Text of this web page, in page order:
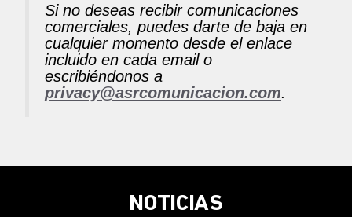
Si no deseas recibir comunicaciones
comerciales, puedes darte de baja en
cualquier momento desde el enlace
incluido en cada email o
escribiéndonos a
privacy@asrcomunicacion.com.
NOTICIAS